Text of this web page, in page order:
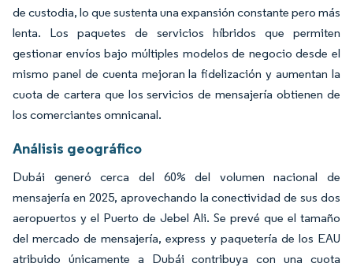
de custodia, lo que sustenta una expansión constante pero más
lenta. Los paquetes de servicios híbridos que permiten
gestionar envíos bajo múltiples modelos de negocio desde el
mismo panel de cuenta mejoran la fidelización y aumentan la
cuota de cartera que los servicios de mensajería obtienen de
los comerciantes omnicanal.
Análisis geográfico
Dubái generó cerca del 60% del volumen nacional de
mensajería en 2025, aprovechando la conectividad de sus dos
aeropuertos y el Puerto de Jebel Ali. Se prevé que el tamaño
del mercado de mensajería, express y paquetería de los EAU
atribuido únicamente a Dubái contribuya con una cuota